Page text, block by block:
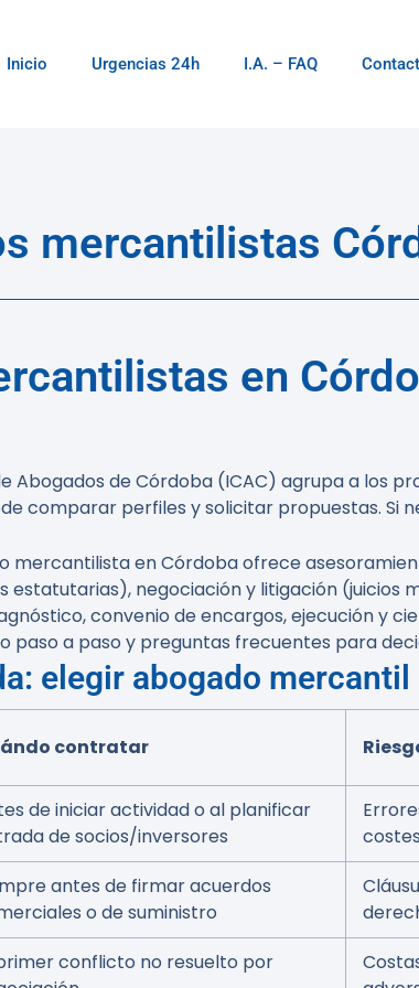
Inicio Urgencias 24h I.A. – FAQ
mercantilistas
en
Abogados de Córdoba (ICAC) agrupa a los
comparar perfiles y solicitar propuestas.
mercantilista en Córdoba ofrece
estatutarias), negociación y litigación
convenio de encargos, ejecución y
paso a paso y preguntas frecuentes para
elegir abogado
contratar
de iniciar actividad o al planificar
de socios/inversores
antes de firmar acuerdos
o de suministro
conflicto no resuelto por